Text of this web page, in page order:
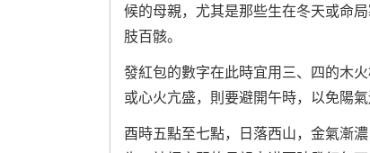
候的母親，尤其是那些生在冬天或命
肢百骸。
發紅包的數字在此時宜用三、四的木
或心火亢盛，則要避開午時，以免陽
酉時五點至七點，日落西山，金氣漸